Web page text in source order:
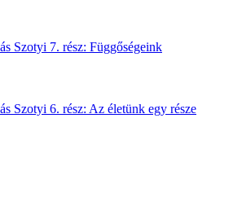
Szotyi 7. rész: Függőségeink
Szotyi 6. rész: Az életünk egy része